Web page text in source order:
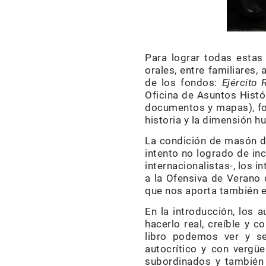
Para lograr todas
orales, entre familiares,
de los fondos: Ejército
Oficina de Asuntos
documentos y mapas),
historia y la dimensión
La condición de masón
intento no logrado de
internacionalistas-, los
a la Ofensiva de
que nos aporta también
En la introducción, los
hacerlo real, creíble y
libro podemos ver y
autocrítico y con
subordinados y